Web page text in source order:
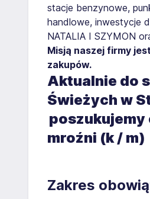
stacje benzynowe,
handlowe, inwestycje
NATALIA I SZYMON
Misją naszej firmy
zakupów.
Aktualnie do
Świeżych w
poszukujemy
mroźni (k / m)
Zakres